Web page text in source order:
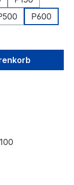
P600